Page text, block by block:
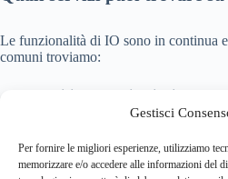
Gestisci
Per fornire le migliori esperienze, utilizziamo
memorizzare e/o accedere alle informazioni del
Le funzionalità di IO sono in continua
comuni troviamo:
Avvisi e comunicazioni:
scadenze e appuntamenti.
Effettua pagamenti
Documenti:Consulta e scarica i
Bonus:Ricevi informazioni e